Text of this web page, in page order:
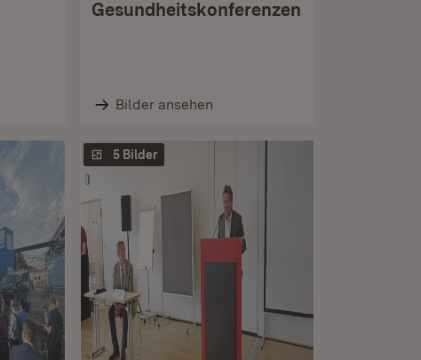
Gesundheitskonferenzen
Bilder ansehen
5 Bilder